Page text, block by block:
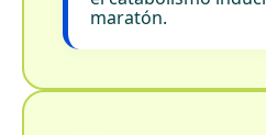
maratón.